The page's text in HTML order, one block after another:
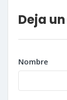
Deja
Nombre